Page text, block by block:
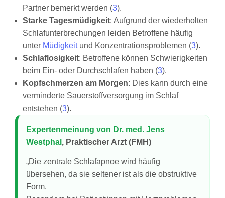
Partner bemerkt werden (3).
Starke Tagesmüdigkeit: Aufgrund der wiederholten
Schlafunterbrechungen leiden Betroffene häufig
unter Müdigkeitund Konzentrationsproblemen (3).
Schlaflosigkeit: Betroffene können Schwierigkeiten
beim Ein- oder Durchschlafen haben (3).
Kopfschmerzen am Morgen: Dies kann durch eine
verminderte Sauerstoffversorgung im Schlaf
entstehen (3).
Expertenmeinung von Dr. med. Jens
Westphal , Praktischer Arzt (FMH)
„Die zentrale Schlafapnoe wird häufig
übersehen, da sie seltener ist als die obstruktive
Form.